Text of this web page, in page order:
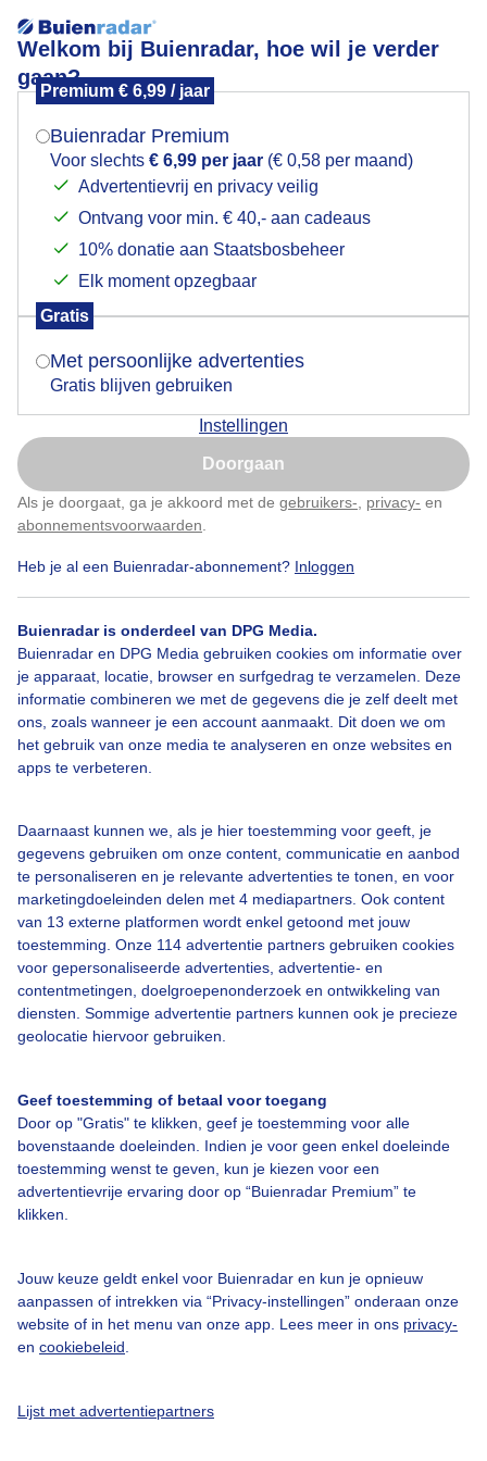
Welkom bij Buienradar, hoe wil je verder
gaan?
Premium € 6,99 / jaar
Buienradar Premium
Voor slechts € 6,99 per jaar (€ 0,58 per maand)
Advertentievrij en privacy veilig
Ontvang voor min. € 40,- aan cadeaus
10% donatie aan Staatsbosbeheer
Elk moment opzegbaar
Gratis
Met persoonlijke advertenties
Gratis blijven gebruiken
Instellingen
Doorgaan
Als je doorgaat, ga je akkoord met de gebruikers- privacy- en
abonnementsvoorwaarden
Heb je al een Buienradar-abonnement? Inloggen
Buienradar is onderdeel van DPG Media.
Buienradar en DPG Media gebruiken cookies om informatie over
je apparaat, locatie, browser en surfgedrag te verzamelen. Deze
informatie combineren we met de gegevens die je zelf deelt met
ons, zoals wanneer je een account aanmaakt. Dit doen we om
het gebruik van onze media te analyseren en onze websites en
apps te verbeteren.
Daarnaast kunnen we, als je hier toestemming voor geeft, je
gegevens gebruiken om onze content, communicatie en aanbod
te personaliseren en je relevante advertenties te tonen, en voor
marketingdoeleinden delen met 4 mediapartners. Ook content
van 13 externe platformen wordt enkel getoond met jouw
toestemming. Onze 114 advertentie partners gebruiken cookies
voor gepersonaliseerde advertenties, advertentie- en
contentmetingen, doelgroepenonderzoek en ontwikkeling van
diensten. Sommige advertentie partners kunnen ook je precieze
geolocatie hiervoor gebruiken.
Geef toestemming of betaal voor toegang
Door op "Gratis" te klikken, geef je toestemming voor alle
bovenstaande doeleinden. Indien je voor geen enkel doeleinde
toestemming wenst te geven, kun je kiezen voor een
advertentievrije ervaring door op “Buienradar Premium” te
klikken.
Jouw keuze geldt enkel voor Buienradar en kun je opnieuw
aanpassen of intrekken via “Privacy-instellingen” onderaan onze
website of in het menu van onze app. Lees meer in ons privacy-
en cookiebeleid
Lijst met advertentiepartners
ELZENBOOM IN BLOEI
en wat wind , prima dag zo. Elzenbomen geven
stuifmeel af .
Door: Nellie Bartels Gemaakt: 24-01-2026, 27x bekeken
Bekijk slideshow
Een moment geduld aub...
Over Buienradar
Veelgestelde vragen
Contact
Toegankelijkheid
Gebruikersvoorwaarden
Buienradar Team
Privacy beleid
Privacy instellingen
Mogen we je locatie gebruiken voor het
Indien je hier nog geen akkoord op hebt gegeven,
verschijnt er zo een pop-up uit je browser waarin
Is goed, toon de popup
Nu niet, misschien later
Klik hierom dit aan te passen